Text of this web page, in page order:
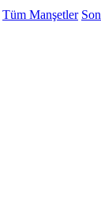
Tüm Manşetler